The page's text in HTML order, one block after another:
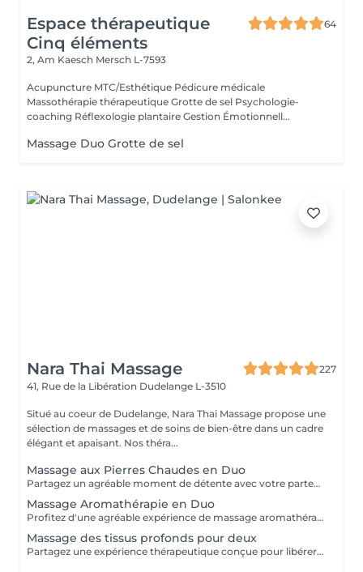
Espace thérapeutique
Cinq éléments
64
2, Am Kaesch Mersch L-7593
Acupuncture MTC/Esthétique Pédicure médicale
Massothérapie thérapeutique Grotte de sel Psychologie-
coaching Réflexologie plantaire Gestion Émotionnell...
Massage Duo Grotte de sel
Nara Thai Massage
227
41, Rue de la Libération Dudelange L-3510
Situé au coeur de Dudelange, Nara Thai Massage propose une
sélection de massages et de soins de bien-être dans un cadre
élégant et apaisant. Nos théra...
Massage aux Pierres Chaudes en Duo
Partagez un agréable moment de détente avec votre partenaire, un proche ou un ami grâce à notre massage aux pierres chaudes en duo. La chaleur des pierres et les huiles chaudes aident à relâcher les tensions musculaires et procurent une expérience de bien-être apaisante.
Massage Aromathérapie en Duo
Profitez d'une agréable expérience de massage aromathérapie conçue pour deux personnes. Des huiles aromatiques soigneusement sélectionnées sont associées à des mouvements doux et fluides afin de créer un soin particulièrement apaisant. Les parfums naturels contribuent à instaurer une atmosphère sereine tandis que le massage favorise la détente et le confort. Un choix idéal pour les couples, amis ou membres d'une même famille souhaitant partager un agréable moment de bien-être.
Massage des tissus profonds pour deux
Partagez une expérience thérapeutique conçue pour libérer les tensions profondément installées et retrouver une meilleure liberté de mouvement. Grâce à des pressions lentes et ciblées, ce massage agit sur les couches musculaires profondes et les tissus conjonctifs. Il convient particulièrement aux personnes souffrant de tensions persistantes, de contraintes physiques ou menant un mode de vie actif.